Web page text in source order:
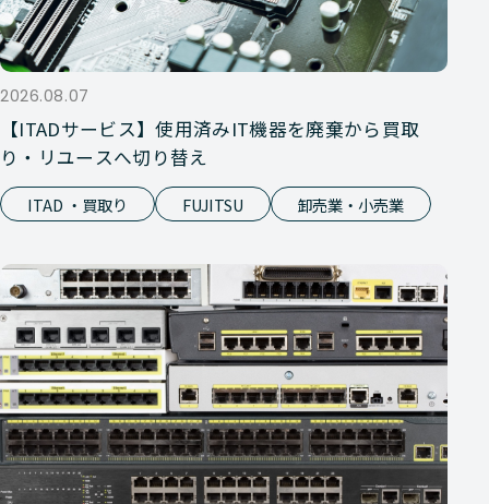
2026.08.07
【ITADサービス】使用済みIT機器を廃棄から買取
り・リユースへ切り替え
ITAD ・買取り FUJITSU 卸売業・小売業